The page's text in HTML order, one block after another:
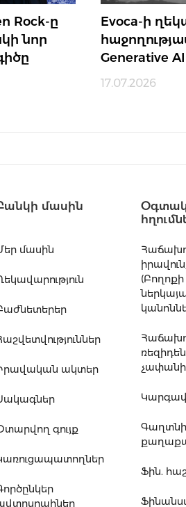
Rock-ը
նոր
Evoca-ի
Generative
17.07.2026
մասին
մասին
ակտեր
գույք
(Բողոքի
Ֆին.